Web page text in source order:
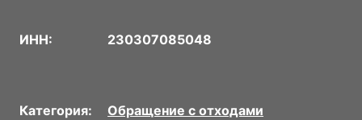
ИНН: 230307085048
Категория:
Обращение с отходами